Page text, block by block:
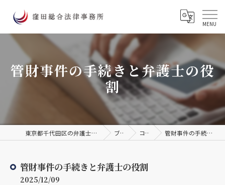
管財事件の手続きと弁護士の役
割
東京都千代田区の弁護士なら窪田総合法律事務所 ブログ コラム 管財事件の手続きと弁護士の役割
管財事件の手続きと弁護士の役割
2025/12/09